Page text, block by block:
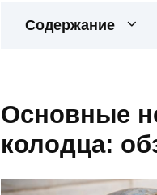
Содержание
Основные
колодца: